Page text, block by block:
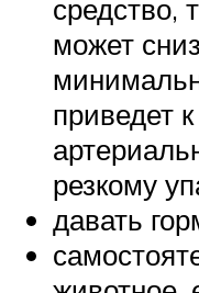
средство,
может
приведет
резкому
давать